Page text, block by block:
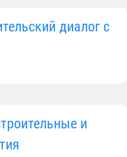
диалог с
и